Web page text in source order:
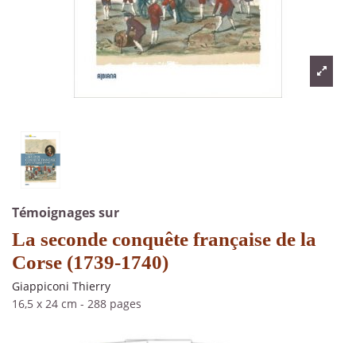
Témoignages sur
La seconde conquête française de la
Corse (1739-1740)
Giappiconi Thierry
16,5 x 24 cm - 288 pages